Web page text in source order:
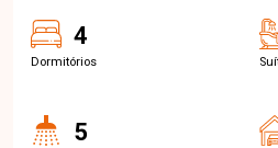
4
Dormitórios
5